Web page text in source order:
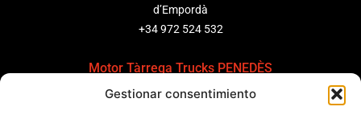
Gestionar consentimiento
d’Empordà
+34 972 524 532
Motor Tàrrega Trucks PENEDÈS
C/ Ponent 8, Pol. Ind. Sant Pere Molanta, CP: 08799